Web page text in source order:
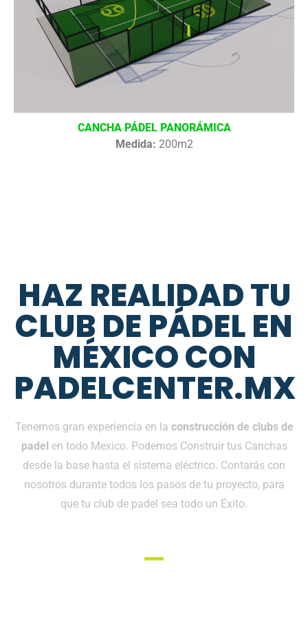
CANCHA PÁDEL PANORÁMICA
Medida: 200m2
HAZ REALIDAD TU
CLUB DE PÁDEL EN
MÉXICO CON
PADELCENTER.MX
Tenemos gran experiencia en la construcción de clubs de
padel en todo Mexico. Podemos Construir tus Canchas
desde la base hasta el sistema eléctrico. Contarás con
nosotros durante todos los pasos de tu proyecto, para
que tu club de padel sea todo un Éxito.